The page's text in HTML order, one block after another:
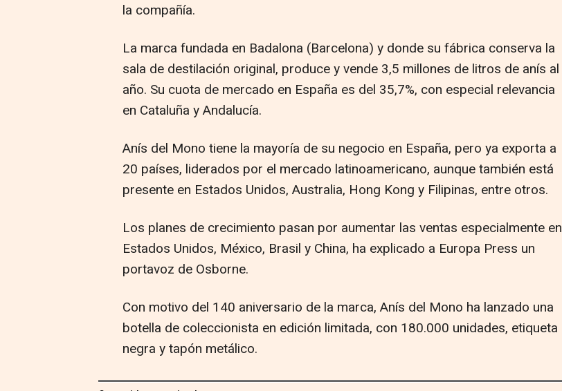
la compañía.
La marca fundada en Badalona (Barcelona) y donde su fábrica conserva la
sala de destilación original, produce y vende 3,5 millones de litros de anís al
año. Su cuota de mercado en España es del 35,7%, con especial relevancia
en Cataluña y Andalucía.
Anís del Mono tiene la mayoría de su negocio en España, pero ya exporta a
20 países, liderados por el mercado latinoamericano, aunque también está
presente en Estados Unidos, Australia, Hong Kong y Filipinas, entre otros.
Los planes de crecimiento pasan por aumentar las ventas especialmente en
Estados Unidos, México, Brasil y China, ha explicado a Europa Press un
portavoz de Osborne.
Con motivo del 140 aniversario de la marca, Anís del Mono ha lanzado una
botella de coleccionista en edición limitada, con 180.000 unidades, etiqueta
negra y tapón metálico.